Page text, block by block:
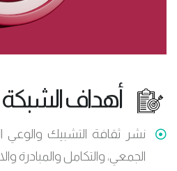
أهداف الشبكة
نشر ثقافة التشبيك والوعي
الجمعي، والتكامل والمبادرة